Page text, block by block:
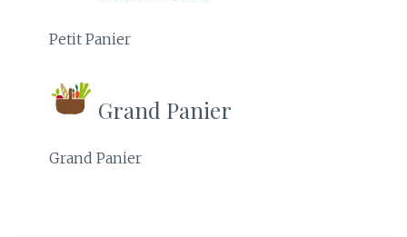
Petit Panier
Grand Panier
Grand Panier